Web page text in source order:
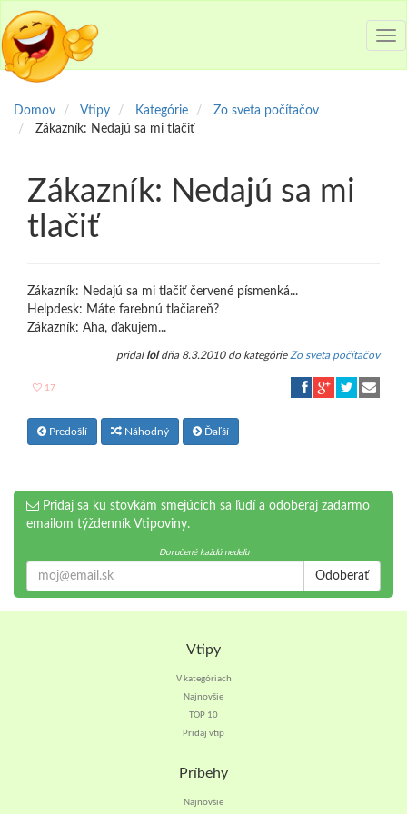
Domov Vtipy Kategórie
Zo sveta počítačov
Zákazník: Nedajú sa mi tlačiť
Zákazník: Nedajú sa mi
tlačiť
Zákazník: Nedajú sa mi tlačiť červené písmenká...
Helpdesk: Máte farebnú tlačiareň?
Zákazník: Aha, ďakujem...
pridal loldňa 8.3.2010 do kategórie Zo sveta počítačov
17
Predošlí Náhodný Ďaľší
Pridaj sa ku stovkám smejúcich sa ľudí a odoberaj zadarmo
emailom týždenník Vtipoviny.
Doručené každú nedeľu
Odoberať
Vtipy
V kategóriach
Najnovšie
TOP 10
Pridaj vtip
Príbehy
Najnovšie